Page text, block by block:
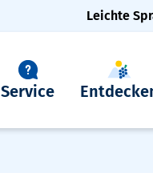
Leichte
Service